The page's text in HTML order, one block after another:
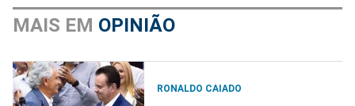
MAIS EM OPINIÃO
RONALDO CAIADO